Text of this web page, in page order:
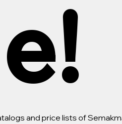
and price lists of